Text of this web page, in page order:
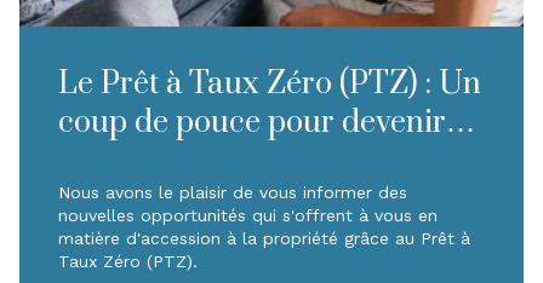
Le Prêt à Taux Zéro (PTZ) : Un
coup de pouce pour devenir
Nous avons le plaisir de vous informer des
nouvelles opportunités qui s'offrent à vous en
matière d'accession à la propriété grâce au Prêt à
Taux Zéro (PTZ).